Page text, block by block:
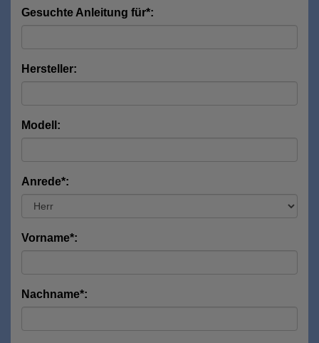
Gesuchte Anleitung für*:
Hersteller:
Modell:
Anrede*:
Vorname*:
Nachname*: